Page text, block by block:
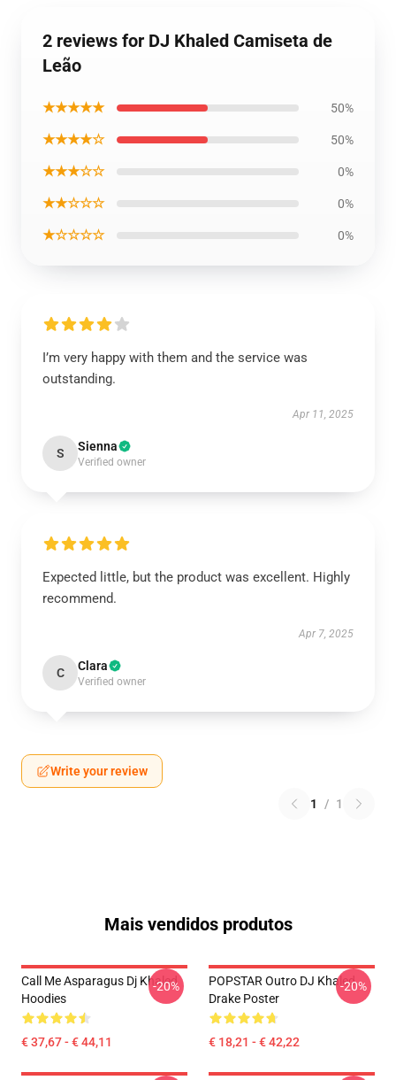
2 reviews for DJ Khaled Camiseta de
Leão
★★★★★ 50%
★★★★☆ 50%
★★★☆☆ 0%
★★☆☆☆ 0%
★☆☆☆☆ 0%
I’m very happy with them and the service was
outstanding.
Apr 11, 2025
S Sienna
Verified owner
Expected little, but the product was excellent. Highly
recommend.
Apr 7, 2025
C Clara
Verified owner
Write your review
1 / 1
Mais vendidos produtos
Call Me Asparagus Dj Khaled
Hoodies
€ 37,67 - € 44,11
-20%
POPSTAR Outro DJ Khaled
Drake Poster
€ 18,21 - € 42,22
-20%